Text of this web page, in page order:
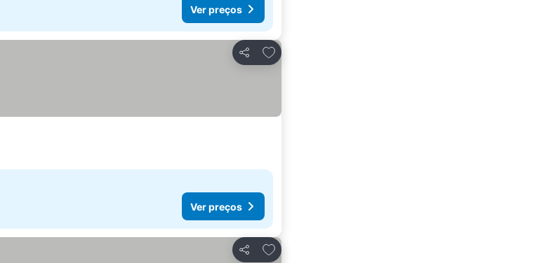
Ver preços
Partilhar
Adicionar aos favoritos
Ver preços
Partilhar
Adicionar aos favoritos